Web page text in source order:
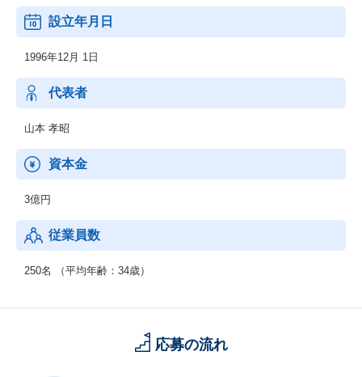
ベストプラクティス型クラウドサービス：Shopらん（ショ
に特化したサービス
BPM型Webデータベース：ひびき Sm@rtDB（ひびきスマ
ートデービー）／「全社の業務」から「現場ごとのローカルな業
務」まで幅広いシステム化ニーズに対応するアプリケーション基
営業支援システム：ひびき SALES（ひびきセールス）／営業活動
タブレットの真価を引き出し 営業を革新させるクラウドサービ
ス：YUKARi（ゆかり）
【２】先端技術・マーケティングを融合させたシステム開発・コ
設立年月日
1996年12月 1日
代表者
山本 孝昭
資本金
3億円
従業員数
250名 （平均年齢：34歳）
応募の流れ